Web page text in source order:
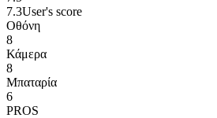
7.3User's score
Οθόνη
8
Κάμερα
8
Μπαταρία
6
PROS